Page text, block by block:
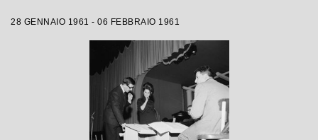
28 GENNAIO 1961 - 06 FEBBRAIO 1961